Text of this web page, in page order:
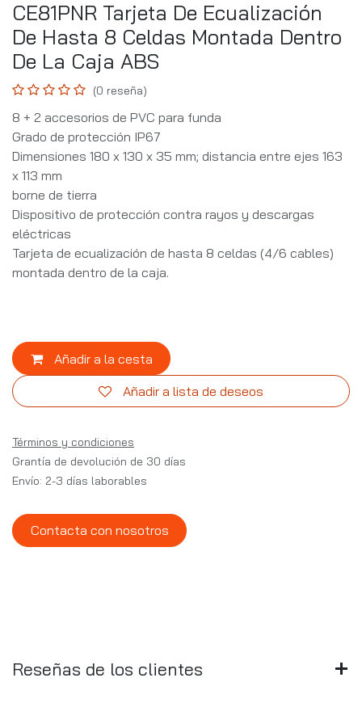
CE81PNR Tarjeta De Ecualización
De Hasta 8 Celdas Montada Dentro
De La Caja ABS
(0 reseña)
8 + 2 accesorios de PVC para funda
Grado de protección IP67
Dimensiones 180 x 130 x 35 mm; distancia entre ejes 163
x 113 mm
borne de tierra
Dispositivo de protección contra rayos y descargas
eléctricas
Tarjeta de ecualización de hasta 8 celdas (4/6 cables)
montada dentro de la caja.
Añadir a la cesta
Añadir a lista de deseos
Términos y condiciones
Grantía de devolución de 30 días
Envío: 2-3 días laborables
Contacta con nosotros
Reseñas de los clientes